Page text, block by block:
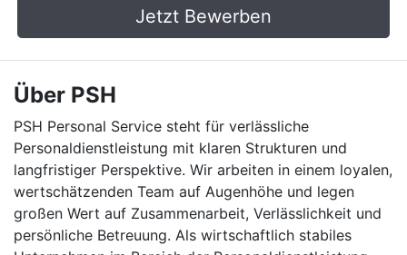
Jetzt Bewerben
Über PSH
PSH Personal Service steht für verlässliche
Personaldienstleistung mit klaren Strukturen und
langfristiger Perspektive. Wir arbeiten in einem loyalen,
wertschätzenden Team auf Augenhöhe und legen
großen Wert auf Zusammenarbeit, Verlässlichkeit und
persönliche Betreuung. Als wirtschaftlich stabiles